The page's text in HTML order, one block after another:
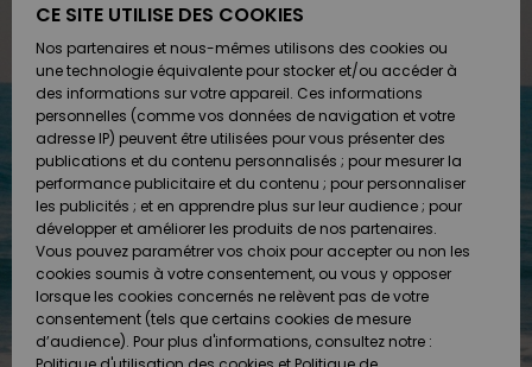
Chaussures
& Tongs
Surf
Snow
Nouveautés
Chaussures
& Tongs
Surf
Snow
Nouveautés
FEMME
A
Découvrir
Snow
SURF
Enfant
Highlights
Communauté
SNOW
Snow
Shop
Enfant
Snow
Shop
Femme
A
Découvrir
VENTE
FLASH
Enfant
Outlet
Femme
Préférences
Langue Et
Région
Retours
Paiement
Carte
Cadeau
Quiksilver
Freedom
Protection
CE SITE UTILISE DES COOKIES
Nos partenaires et nous-mêmes utilisons des cookies ou
une technologie équivalente pour stocker et/ou accéder à
des informations sur votre appareil. Ces informations
personnelles (comme vos données de navigation et votre
adresse IP) peuvent être utilisées pour vous présenter des
publications et du contenu personnalisés ; pour mesurer la
performance publicitaire et du contenu ; pour personnaliser
les publicités ; et en apprendre plus sur leur audience ; pour
développer et améliorer les produits de nos partenaires.
Vous pouvez paramétrer vos choix pour accepter ou non les
cookies soumis à votre consentement, ou vous y opposer
lorsque les cookies concernés ne relèvent pas de votre
consentement (tels que certains cookies de mesure
d’audience). Pour plus d'informations, consultez notre :